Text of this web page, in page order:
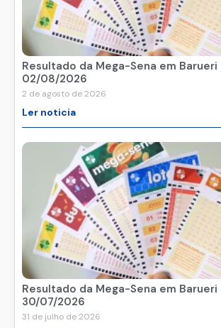
Resultado da Mega-Sena em Barueri
02/08/2026
2 de agosto de 2026
Ler noticia
Resultado da Mega-Sena em Barueri
30/07/2026
31 de julho de 2026